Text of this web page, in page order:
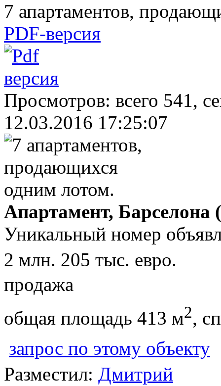
7 апартаментов,
PDF-версия
Просмотров: всего 541,
12.03.2016 17:25:07
Апартамент, Барселона
Уникальный номер
2 млн. 205 тыс. евро.
продажа
общая площадь 413 м2,
запрос по этому объекту
Разместил: Дмитрий